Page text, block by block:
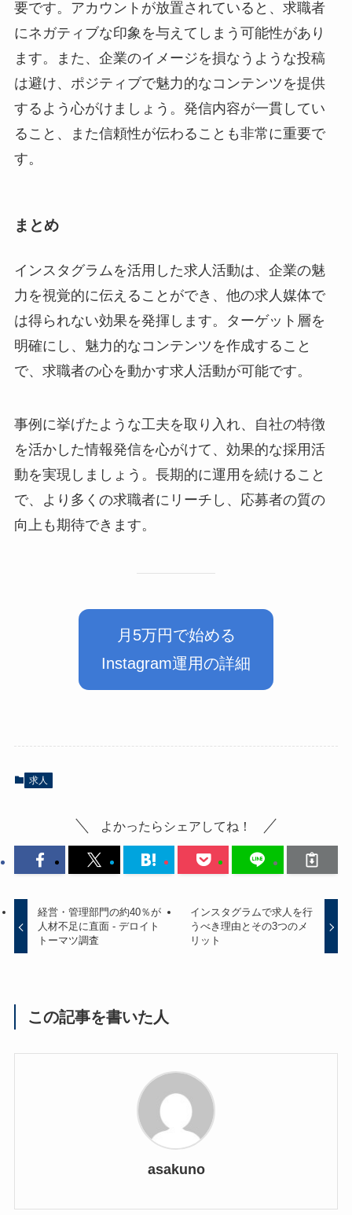
要です。アカウントが放置されていると、求職者
にネガティブな印象を与えてしまう可能性があり
ます。また、企業のイメージを損なうような投稿
は避け、ポジティブで魅力的なコンテンツを提供
するよう心がけましょう。発信内容が一貫してい
ること、また信頼性が伝わることも非常に重要で
す。
まとめ
インスタグラムを活用した求人活動は、企業の魅
力を視覚的に伝えることができ、他の求人媒体で
は得られない効果を発揮します。ターゲット層を
明確にし、魅力的なコンテンツを作成すること
で、求職者の心を動かす求人活動が可能です。
事例に挙げたような工夫を取り入れ、自社の特徴
を活かした情報発信を心がけて、効果的な採用活
動を実現しましょう。長期的に運用を続けること
で、より多くの求職者にリーチし、応募者の質の
向上も期待できます。
月5万円で始める
Instagram運用の詳細
求人
よかったらシェアしてね！
経営・管理部門の約40％が
人材不足に直面 - デロイト
トーマツ調査
インスタグラムで求人を行
うべき理由とその3つのメ
リット
この記事を書いた人
asakuno